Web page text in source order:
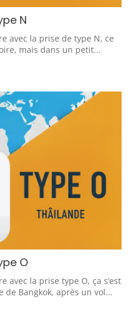
N
avec la prise de type N, ce
mais dans un petit...
O
avec la prise type O, ça s’est
de Bangkok, après un vol...